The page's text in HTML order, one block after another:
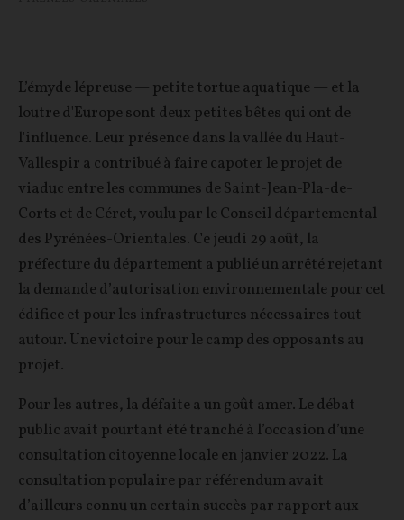
L’émyde lépreuse — petite tortue aquatique — et la
loutre d'Europe sont deux petites bêtes qui ont de
l'influence. Leur présence dans la vallée du Haut-
Vallespir a contribué à faire capoter le projet de
viaduc entre les communes de Saint-Jean-Pla-de-
Corts et de Céret, voulu par le Conseil départemental
des Pyrénées-Orientales. Ce jeudi 29 août, la
préfecture du département a publié un arrêté rejetant
la demande d’autorisation environnementale pour cet
édifice et pour les infrastructures nécessaires tout
autour. Une victoire pour le camp des opposants au
projet.
Pour les autres, la défaite a un goût amer. Le débat
public avait pourtant été tranché à l’occasion d’une
consultation citoyenne locale en janvier 2022. La
consultation populaire par référendum avait
d’ailleurs connu un certain succès par rapport aux